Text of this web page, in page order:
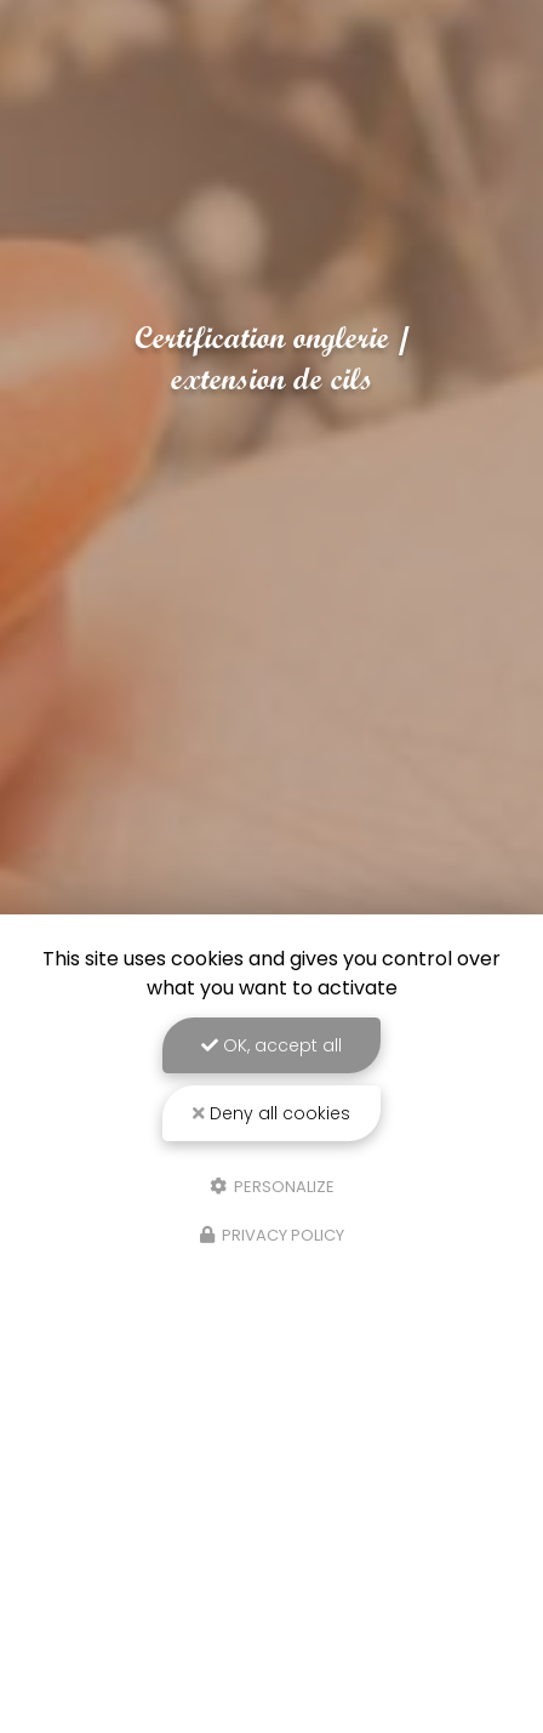
Certification onglerie /
extension de cils
This site uses cookies and gives you control over
what you want to activate
OK, accept all
Deny all cookies
PERSONALIZE
PRIVACY POLICY